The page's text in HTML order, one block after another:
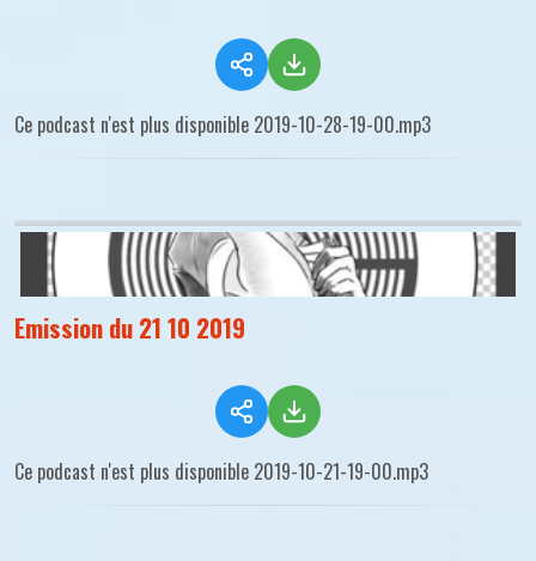
Ce podcast n'est plus disponible 2019-10-28-19-00.mp3
Emission du 21 10 2019
Ce podcast n'est plus disponible 2019-10-21-19-00.mp3